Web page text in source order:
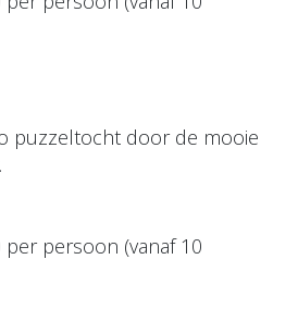
puzzeltocht door de mooie
(vanaf 10